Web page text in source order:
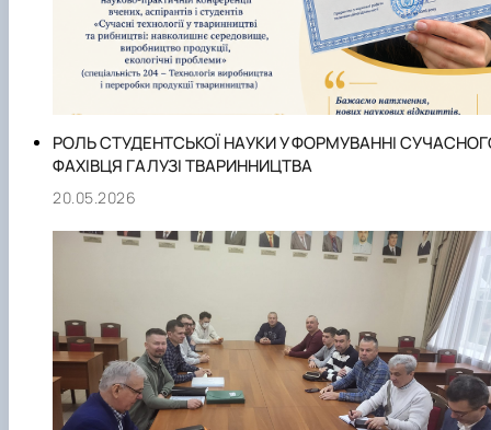
РОЛЬ СТУДЕНТСЬКОЇ НАУКИ У ФОРМУВАННІ
ФАХІВЦЯ ГАЛУЗІ ТВАРИННИЦТВА
20.05.2026